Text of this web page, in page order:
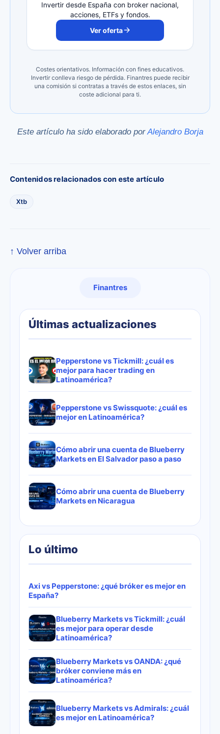
Invertir desde España con broker nacional,
acciones, ETFs y fondos.
Ver oferta
Costes orientativos. Información con fines educativos.
Invertir conlleva riesgo de pérdida. Finantres puede recibir
una comisión si contratas a través de estos enlaces, sin
coste adicional para ti.
Este artículo ha sido elaborado por Alejandro Borja
Contenidos relacionados con este artículo
Xtb
↑ Volver arriba
Finantres
Últimas actualizaciones
Pepperstone vs Tickmill: ¿cuál es
mejor para hacer trading en
Latinoamérica?
Pepperstone vs Swissquote: ¿cuál es
mejor en Latinoamérica?
Cómo abrir una cuenta de Blueberry
Markets en El Salvador paso a paso
Cómo abrir una cuenta de Blueberry
Markets en Nicaragua
Lo último
Axi vs Pepperstone: ¿qué bróker es mejor en
España?
Blueberry Markets vs Tickmill: ¿cuál
es mejor para operar desde
Latinoamérica?
Blueberry Markets vs OANDA: ¿qué
bróker conviene más en
Latinoamérica?
Blueberry Markets vs Admirals: ¿cuál
es mejor en Latinoamérica?